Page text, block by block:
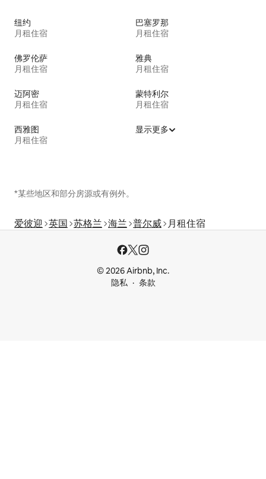
纽约
月租住宿
巴塞罗那
月租住宿
佛罗伦萨
月租住宿
雅典
月租住宿
迈阿密
月租住宿
蒙特利尔
月租住宿
西雅图
月租住宿
显示更多
*某些地区和部分房源或有例外。
爱彼迎 英国 苏格兰 海兰 普尔威 月租住宿
© 2026 Airbnb, Inc.
隐私
条款